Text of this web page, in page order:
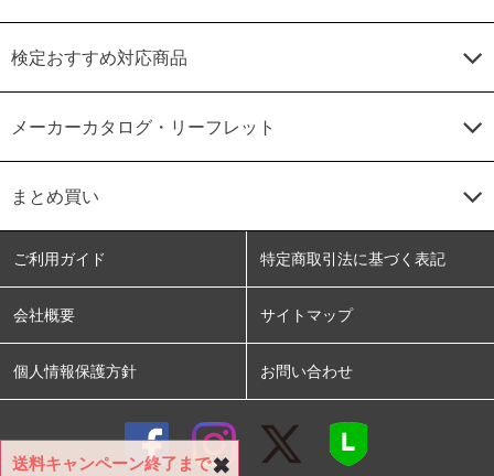
検定おすすめ対応商品
メーカーカタログ・リーフレット
まとめ買い
ご利用ガイド 特定商取引法に基づく表記
会社概要 サイトマップ
個人情報保護方針 お問い合わせ
✖
送料キャンペーン終了まで